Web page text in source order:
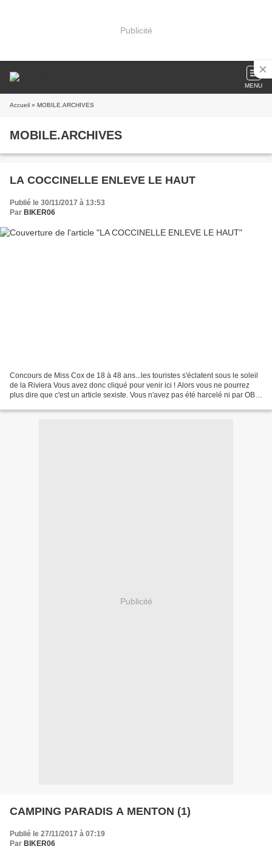
Publicité
MENU
Accueil » MOBILE.ARCHIVES
MOBILE.ARCHIVES
LA COCCINELLE ENLEVE LE HAUT
Publié le 30/11/2017 à 13:53
Par BIKER06
Concours de Miss Cox de 18 à 48 ans...les touristes s'éclatent sous le soleil
de la Riviera Vous avez donc cliqué pour venir ici ! Alors vous ne pourrez
plus dire que c'est un article sexiste. Vous n'avez pas été harcelé ni par OB
Publicité
CAMPING PARADIS A MENTON (1)
Publié le 27/11/2017 à 07:19
Par BIKER06